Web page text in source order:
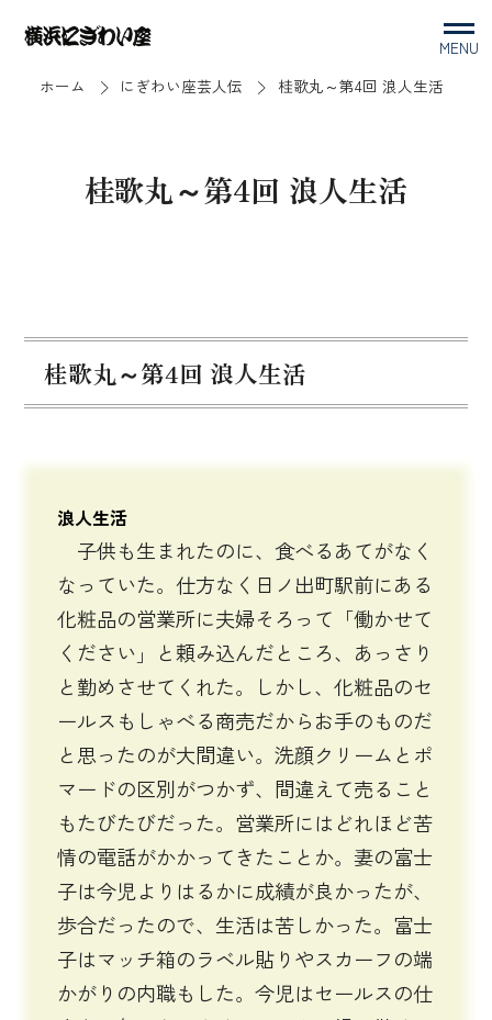
MENU
ホーム
にぎわい座芸人伝 桂歌丸～第4回 浪人生活
桂歌丸～第4回 浪人生活
桂歌丸～第4回 浪人生活
浪人生活
子供も生まれたのに、食べるあてがなく
なっていた。仕方なく日ノ出町駅前にある
化粧品の営業所に夫婦そろって「働かせて
ください」と頼み込んだところ、あっさり
と勤めさせてくれた。しかし、化粧品のセ
ールスもしゃべる商売だからお手のものだ
と思ったのが大間違い。洗顔クリームとポ
マードの区別がつかず、間違えて売ること
もたびたびだった。営業所にはどれほど苦
情の電話がかかってきたことか。妻の富士
子は今児よりはるかに成績が良かったが、
歩合だったので、生活は苦しかった。富士
子はマッチ箱のラベル貼りやスカーフの端
かがりの内職もした。今児はセールスの仕